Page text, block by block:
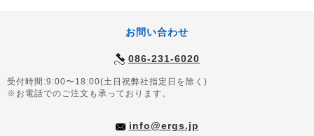
お問い合わせ
086-231-6020
受付時間:9:00〜18:00(土日祝弊社指定日を除く)
※お電話でのご注文も承っております。
info@ergs.jp